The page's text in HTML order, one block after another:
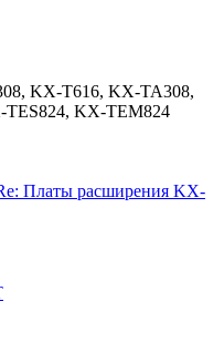
KX-T616, KX-TA308,
KX-TEM824
Платы расширения KX-